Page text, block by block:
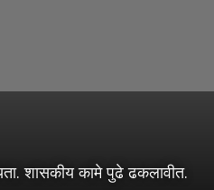
शासकीय कामे पुढे ढकलावीत.